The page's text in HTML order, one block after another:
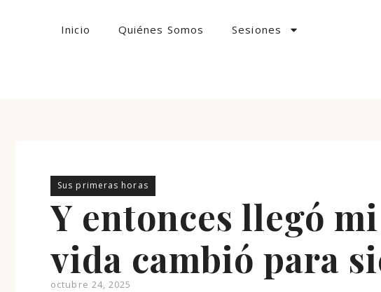
Inicio Quiénes Somos Sesiones
Sus primeras horas
Y entonces llegó
vida cambió para
octubre 24, 2025